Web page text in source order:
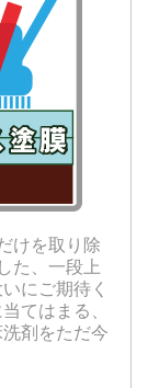
けを取り除
た、一段上
にご期待く
てはまる、
剤をただ今